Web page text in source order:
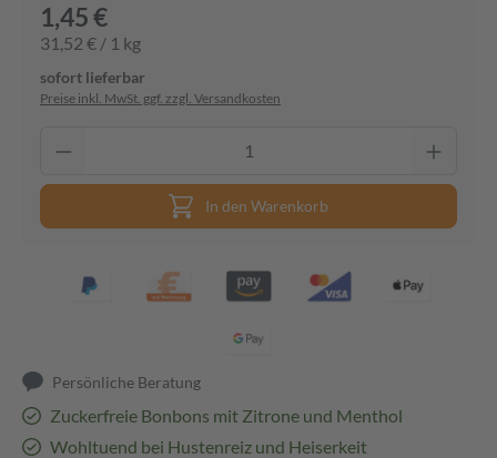
1,45 €
31,52 € / 1 kg
sofort lieferbar
Preise inkl. MwSt. ggf. zzgl. Versandkosten
In den Warenkorb
Persönliche Beratung
Zuckerfreie Bonbons mit Zitrone und Menthol
Wohltuend bei Hustenreiz und Heiserkeit